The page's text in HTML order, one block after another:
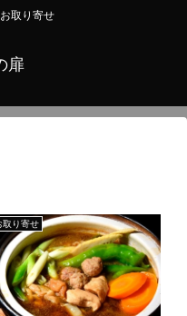
取り寄せ
扉
取り寄せ